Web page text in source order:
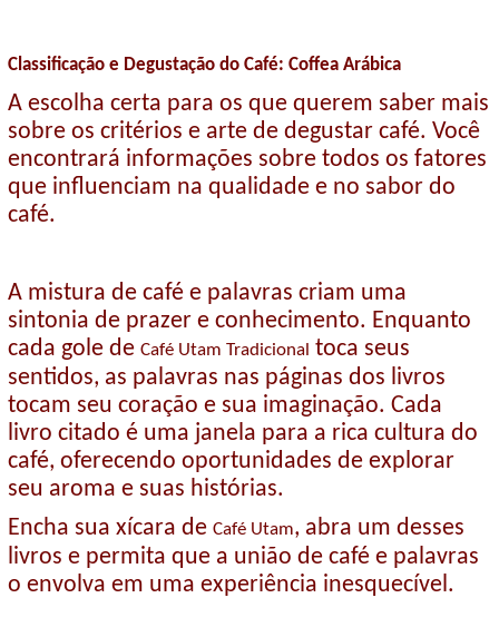
Classificação e Degustação do Café: Coffea Arábica
A escolha certa para os que querem saber mais
sobre os critérios e arte de degustar café. Você
encontrará informações sobre todos os fatores
que influenciam na qualidade e no sabor do
café.
A mistura de café e palavras criam uma
sintonia de prazer e conhecimento. Enquanto
cada gole de Café Utam Tradicional toca seus
sentidos, as palavras nas páginas dos livros
tocam seu coração e sua imaginação. Cada
livro citado é uma janela para a rica cultura do
café, oferecendo oportunidades de explorar
seu aroma e suas histórias.
Encha sua xícara de Café Utam, abra um desses
livros e permita que a união de café e palavras
o envolva em uma experiência inesquecível.